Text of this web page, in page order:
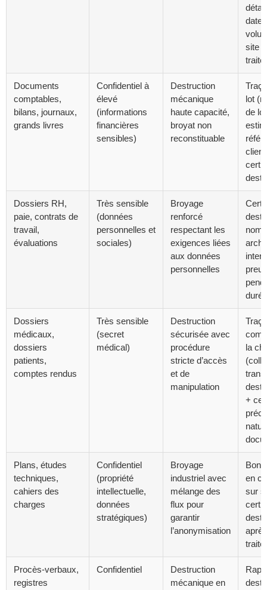
date,
site
Documents
comptables,
bilans, journaux,
grands livres
Confidentiel à
élevé
(informations
financières
sensibles)
Destruction
mécanique
haute capacité,
broyat non
reconstituable
lot
de
Dossiers RH,
paie, contrats de
travail,
évaluations
Très sensible
(données
personnelles et
sociales)
Broyage
renforcé
respectant les
exigences liées
aux données
personnelles
Dossiers
médicaux,
dossiers
patients,
comptes rendus
Très sensible
(secret
médical)
Destruction
sécurisée avec
procédure
stricte d’accès
et de
manipulation
la
+
Plans, études
techniques,
cahiers des
charges
Confidentiel
(propriété
intellectuelle,
données
stratégiques)
Broyage
industriel avec
mélange des
flux pour
garantir
l’anonymisation
Bon
en
sur
après
Procès-verbaux,
registres
Confidentiel
Destruction
mécanique en